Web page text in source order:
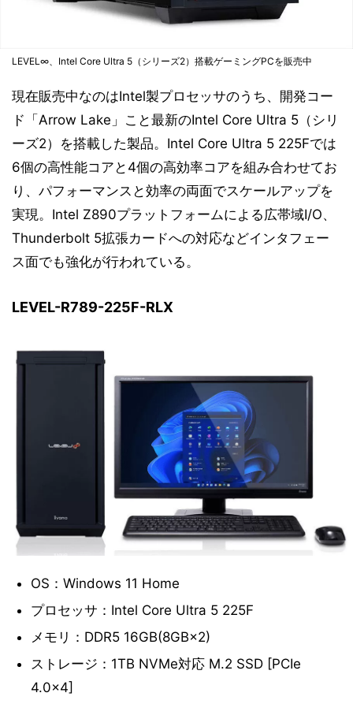
LEVEL∞、Intel Core Ultra 5（シリーズ2）搭載ゲーミングPCを販売中
現在販売中なのはIntel製プロセッサのうち、開発コー
ド「Arrow Lake」こと最新のIntel Core Ultra 5（シリ
ーズ2）を搭載した製品。Intel Core Ultra 5 225Fでは
6個の高性能コアと4個の高効率コアを組み合わせてお
り、パフォーマンスと効率の両面でスケールアップを
実現。Intel Z890プラットフォームによる広帯域I/O、
Thunderbolt 5拡張カードへの対応などインタフェー
ス面でも強化が行われている。
LEVEL-R789-225F-RLX
OS：Windows 11 Home
プロセッサ：Intel Core Ultra 5 225F
メモリ：DDR5 16GB(8GB×2)
ストレージ：1TB NVMe対応 M.2 SSD [PCIe
4.0×4]